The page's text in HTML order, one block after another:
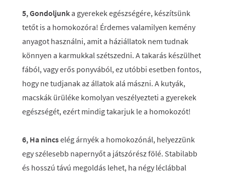
5, Gondoljunk a gyerekek egészségére, készítsünk
tetőt is a homokozóra! Érdemes valamilyen kemény
anyagot használni, amit a háziállatok nem tudnak
könnyen a karmukkal szétszedni. A takarás készülhet
fából, vagy erős ponyvából, ez utóbbi esetben fontos,
hogy ne tudjanak az állatok alá mászni. A kutyák,
macskák ürüléke komolyan veszélyezteti a gyerekek
egészségét, ezért mindig takarjuk le a homokozót!
6, Ha nincselég árnyék a homokozónál, helyezzünk
egy szélesebb napernyőt a játszórész fölé. Stabilabb
és hosszú távú megoldás lehet, ha négy léclábbal